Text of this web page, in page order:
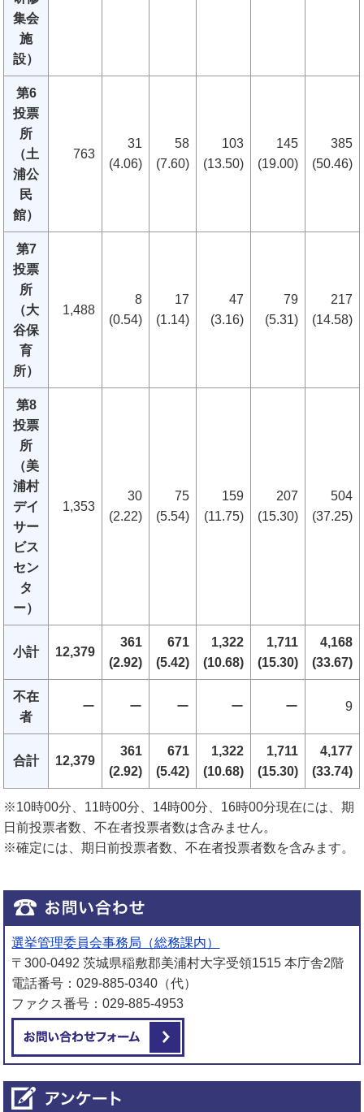
集会
施
設）
第6
投票
所
（土
浦公
民
館）
763
31
(4.06)
58
(7.60)
103
(13.50)
145
(19.00)
385
(50.46)
第7
投票
所
（大
谷保
育
所）
1,488
8
(0.54)
17
(1.14)
47
(3.16)
79
(5.31)
217
(14.58)
第8
投票
所
（美
浦村
デイ
サー
ビス
セン
タ
ー）
1,353
30
(2.22)
75
(5.54)
159
(11.75)
207
(15.30)
504
(37.25)
小計 12,379
361
(2.92)
671
(5.42)
1,322
(10.68)
1,711
(15.30)
4,168
(33.67)
不在
者
ー ー ー ー ー 9
合計 12,379
361
(2.92)
671
(5.42)
1,322
(10.68)
1,711
(15.30)
4,177
(33.74)
※10時00分、11時00分、14時00分、16時00分現在には、期
日前投票者数、不在者投票者数は含みません。
※確定には、期日前投票者数、不在者投票者数を含みます。
選挙管理委員会事務局（総務課内）
〒300-0492 茨城県稲敷郡美浦村大字受領1515 本庁舎2階
電話番号：029-885-0340（代）
ファクス番号：029-885-4953